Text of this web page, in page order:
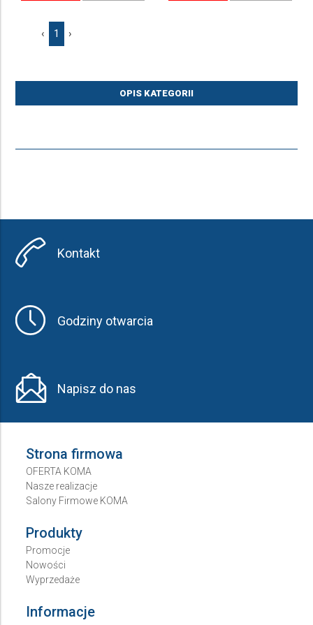
‹ 1 ›
OPIS KATEGORII
Kontakt
Godziny otwarcia
Napisz do nas
Strona firmowa
OFERTA KOMA
Nasze realizacje
Salony Firmowe KOMA
Produkty
Promocje
Nowości
Wyprzedaże
Informacje